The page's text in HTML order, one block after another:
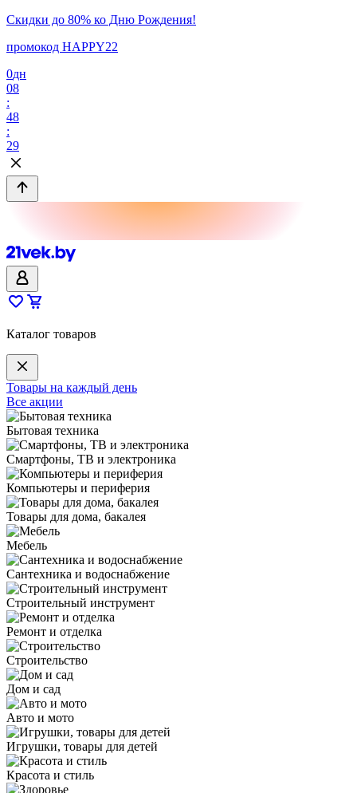
Скидки до 80% ко Дню Рождения!
промокод HAPPY22
0дн
08
:
48
:
29
Каталог товаров
Товары на каждый день
Все акции
Бытовая техника
Смартфоны, ТВ и электроника
Компьютеры и периферия
Товары для дома, бакалея
Мебель
Сантехника и водоснабжение
Строительный инструмент
Ремонт и отделка
Строительство
Дом и сад
Авто и мото
Игрушки, товары для детей
Красота и стиль